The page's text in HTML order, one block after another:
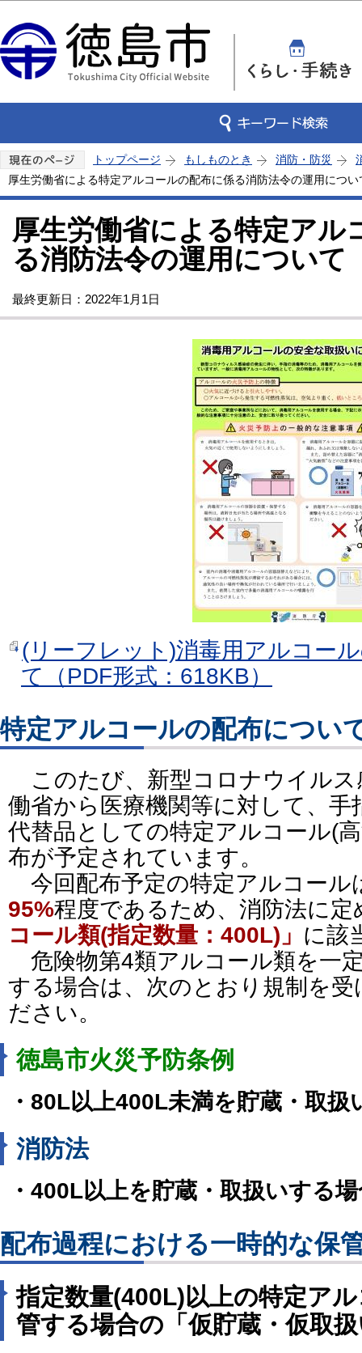
トップページ もしものとき 消防・防災
厚生労働省による特定アルコールの配布に係る消防法令の運用につい
厚生労働省による特定アル
る消防法令の運用について
最終更新日：2022年1月1日
(リーフレット)消毒用アルコー
て（PDF形式：618KB）
特定アルコールの配布につい
このたび、新型コロナウイルス
働省から医療機関等に対して、
代替品としての特定アルコール(
布が予定されています。
今回配布予定の特定アルコール
95%程度であるため、消防法に定
コール類(指定数量：400L)」 に
危険物第4類アルコール類を一
する場合は、次のとおり規制を
ださい。
徳島市火災予防条例
・80L以上400L未満を貯蔵・取扱
消防法
・400L以上を貯蔵・取扱いする
配布過程における一時的な保
指定数量(400L)以上の特定ア
管する場合の「仮貯蔵・仮取